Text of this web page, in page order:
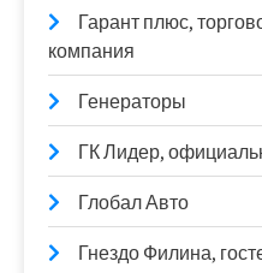
Гарант плюс,
компания
Генераторы
ГК Лидер,
Глобал Авто
Гнездо Филина,